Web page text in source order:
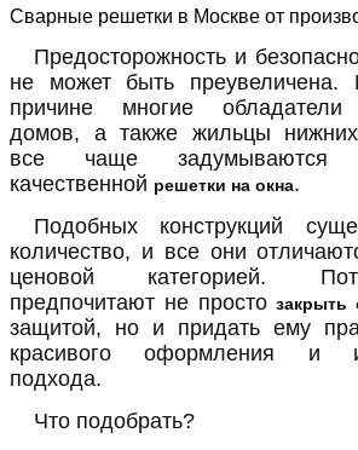
Сварные решетки в Москве от
Предосторожность и
не может быть преувеличена.
причине многие обладатели
домов, а также жильцы
все чаще задумываются
качественной решетки на окна.
Подобных конструкций
количество, и все они
ценовой категорией.
предпочитают не простозакрыть
защитой, но и придать ему
красивого оформления и
подхода.
Что подобрать?